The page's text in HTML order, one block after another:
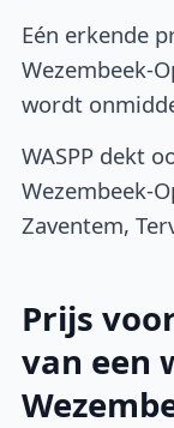
Eén erkende
Wezembeek-
wordt
WASPP dekt
Wezembeek-
Zaventem,
Prijs
van een